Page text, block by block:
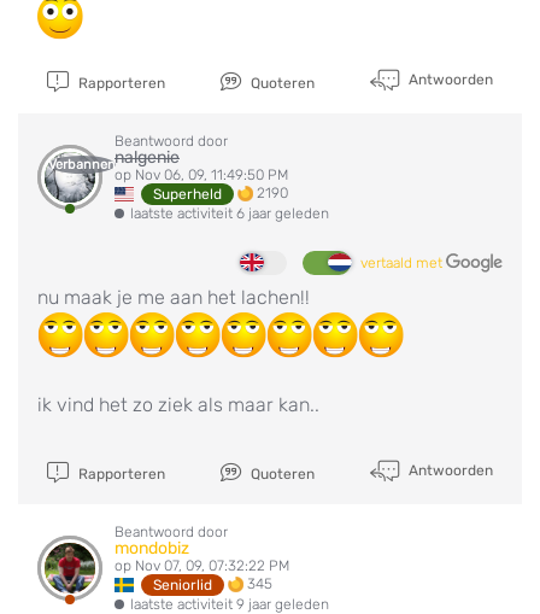
Rapporteren Quoteren Antwoorden
Verbannen
Beantwoord door
nalgenie
op Nov 06, 09, 11:49:50 PM
Superheld
2190
laatste activiteit 6 jaar geleden
vertaald met
nu maak je me aan het lachen!!
ik vind het zo ziek als maar kan..
Rapporteren Quoteren Antwoorden
Beantwoord door
mondobiz
op Nov 07, 09, 07:32:22 PM
Seniorlid
345
laatste activiteit 9 jaar geleden